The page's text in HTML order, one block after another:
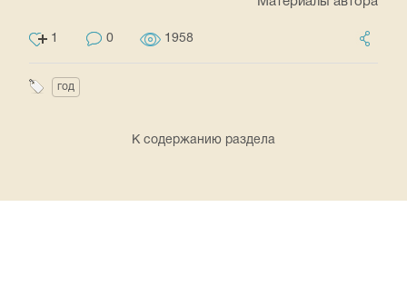
1 0 1958
год
К содержанию раздела